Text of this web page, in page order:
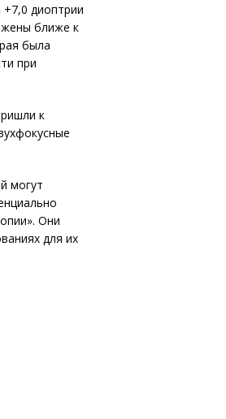
диоптрии
ближе к
была
при
к
могут
Они
для их